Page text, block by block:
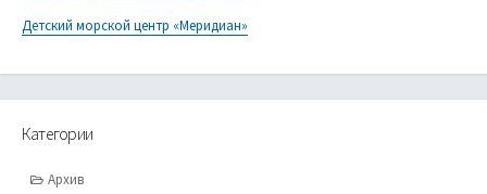
Детский морской центр «Меридиан»
Категории
Архив